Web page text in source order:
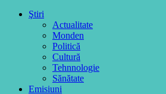
Ştiri
Actualitate
Monden
Politică
Cultură
Tehnnologie
Sănătate
Emisiuni